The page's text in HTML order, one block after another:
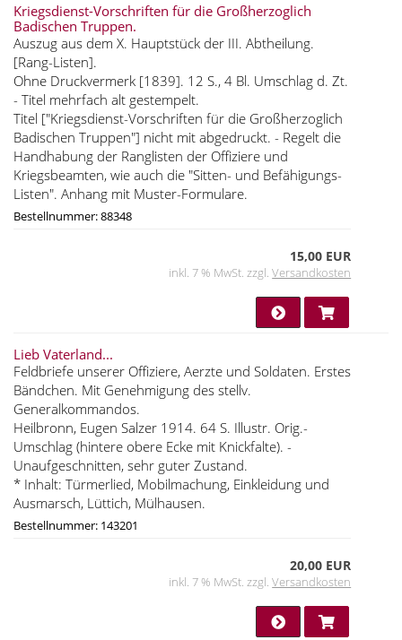
Kriegsdienst-Vorschriften für die Großherzoglich
Badischen Truppen.
Auszug aus dem X. Hauptstück der III. Abtheilung.
[Rang-Listen].
Ohne Druckvermerk [1839]. 12 S., 4 Bl. Umschlag d. Zt.
- Titel mehrfach alt gestempelt.
Titel ["Kriegsdienst-Vorschriften für die Großherzoglich
Badischen Truppen"] nicht mit abgedruckt. - Regelt die
Handhabung der Ranglisten der Offiziere und
Kriegsbeamten, wie auch die "Sitten- und Befähigungs-
Listen". Anhang mit Muster-Formulare.
Bestellnummer: 88348
15,00 EUR
inkl. 7 % MwSt. zzgl.Versandkosten
Lieb Vaterland...
Feldbriefe unserer Offiziere, Aerzte und Soldaten. Erstes
Bändchen. Mit Genehmigung des stellv.
Generalkommandos.
Heilbronn, Eugen Salzer 1914. 64 S. Illustr. Orig.-
Umschlag (hintere obere Ecke mit Knickfalte). -
Unaufgeschnitten, sehr guter Zustand.
* Inhalt: Türmerlied, Mobilmachung, Einkleidung und
Ausmarsch, Lüttich, Mülhausen.
Bestellnummer: 143201
20,00 EUR
inkl. 7 % MwSt. zzgl.Versandkosten